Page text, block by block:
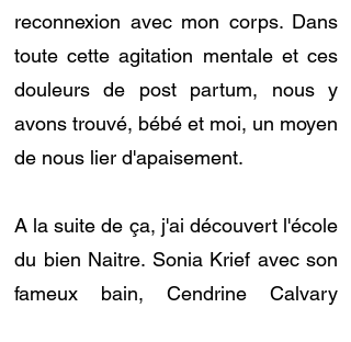
reconnexion avec mon corps. Dans
toute cette agitation mentale et ces
douleurs de post partum, nous y
avons trouvé, bébé et moi, un moyen
de nous lier d'apaisement.
A la suite de ça, j'ai découvert l'école
du bien Naitre. Sonia Krief avec son
fameux bain, Cendrine Calvary